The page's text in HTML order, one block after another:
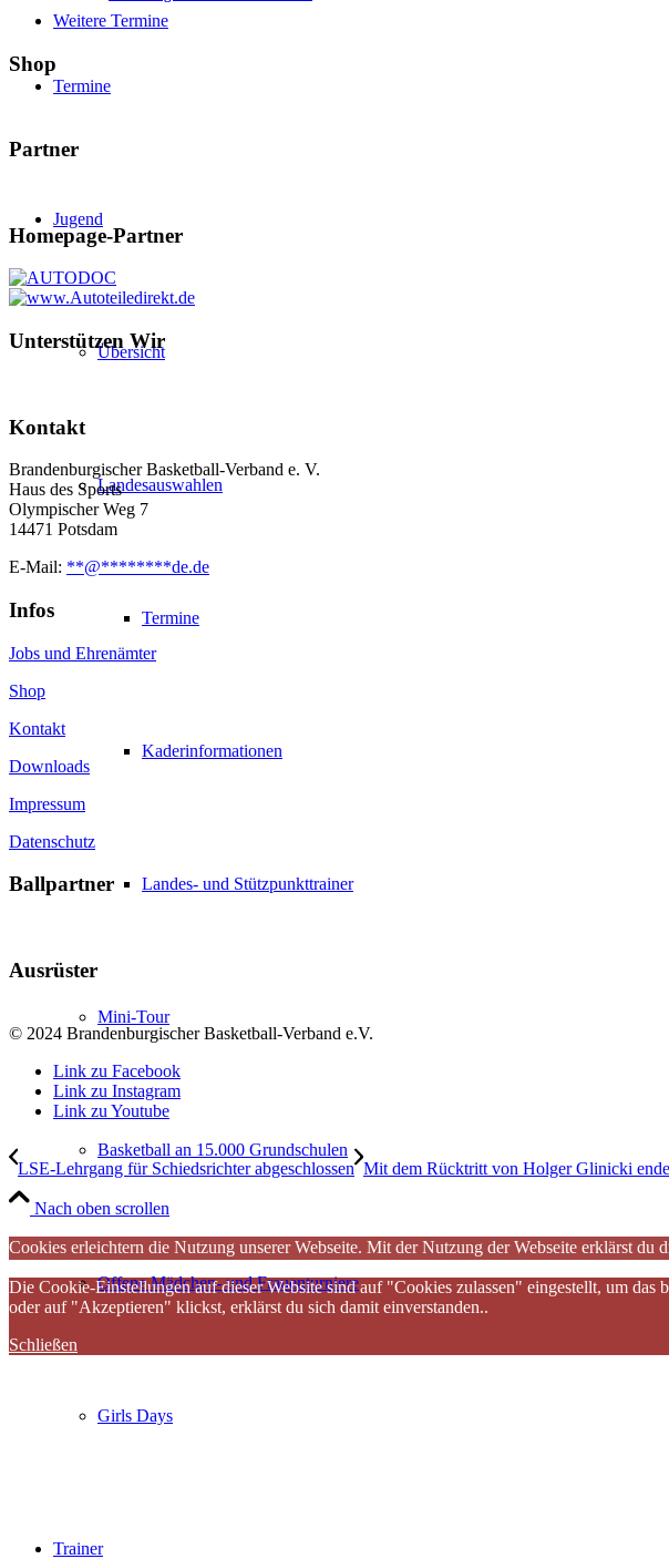
Termine
Jugend
Übersicht
Landesauswahlen
Termine
Kaderinformationen
Landes- und Stützpunkttrainer
Mini-Tour
Basketball an 15.000 Grundschulen
Offene Mädchen- und Frauenturniere
Girls Days
Trainer
Weitere Termine
Shop
Partner
Homepage-Partner
Unterstützen Wir
Kontakt
Brandenburgischer Basketball-Verband e. V.
Haus des Sports
Olympischer Weg 7
14471 Potsdam
E-Mail: **@********de.de
Infos
Jobs und Ehrenämter
Shop
Kontakt
Downloads
Impressum
Datenschutz
Ballpartner
Ausrüster
© 2024 Brandenburgischer Basketball-Verband e.V.
Link zu Facebook
Link zu Instagram
Link zu Youtube
LSE-Lehrgang für Schiedsrichter abgeschlossen Mit dem Rücktritt von Holger Glinicki
Nach oben scrollen
Cookies erleichtern die Nutzung unserer Webseite. Mit der Nutzung der Webseite erklärst du
Die Cookie-Einstellungen auf dieser Website sind auf "Cookies zulassen" eingestellt, um
oder auf "Akzeptieren" klickst, erklärst du sich damit einverstanden..
Schließen